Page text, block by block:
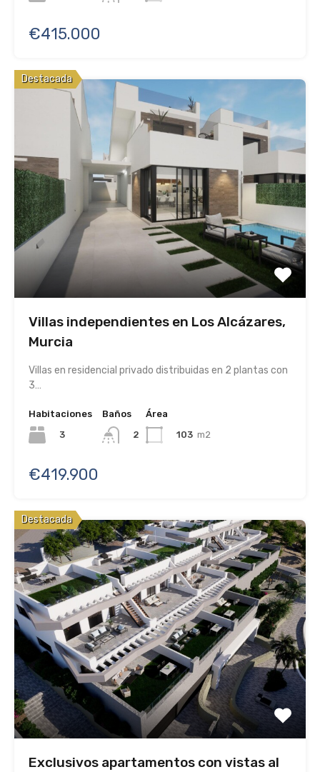
€415.000
Destacada
Villas independientes en Los Alcázares,
Murcia
Villas en residencial privado distribuidas en 2 plantas con
3…
Habitaciones
3
Baños
2
Área
103 m2
€419.900
Destacada
Exclusivos apartamentos con vistas al